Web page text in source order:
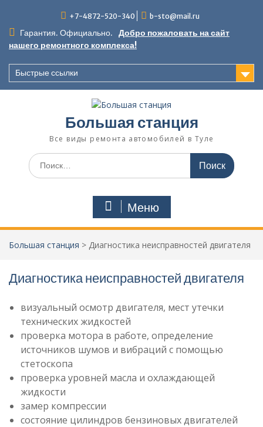
содержимому
+7-4872-520-340 b-sto@mail.ru
Гарантия. Официально.
Добро пожаловать на сайт
нашего ремонтного комплекса!
Быстрые ссылки
Большая станция
Все виды ремонта автомобилей в Туле
Поиск
по:
Меню
Большая станция > Диагностика неисправностей двигателя
Диагностика неисправностей двигателя
визуальный осмотр двигателя, мест утечки
технических жидкостей
проверка мотора в работе, определение
источников шумов и вибраций с помощью
стетоскопа
проверка уровней масла и охлаждающей
жидкости
замер компрессии
состояние цилиндров бензиновых двигателей